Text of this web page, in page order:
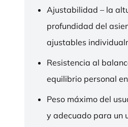
Ajustabilidad – la
profundidad del
ajustables
Resistencia al
equilibrio personal
Peso máximo del
y adecuado para un